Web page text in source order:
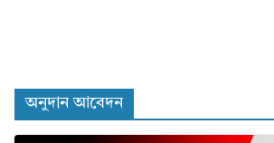
অনুদান আবেদন